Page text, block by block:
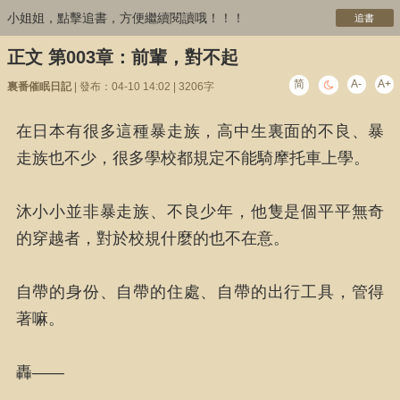
小姐姐，點擊追書，方便繼續閱讀哦！！！ 追書
正文 第003章：前輩，對不起
裏番催眠日記| 發布：04-10 14:02 | 3206字 简 A- A+
在日本有很多這種暴走族，高中生裏面的不良、暴
走族也不少，很多學校都規定不能騎摩托車上學。
沐小小並非暴走族、不良少年，他隻是個平平無奇
的穿越者，對於校規什麼的也不在意。
自帶的身份、自帶的住處、自帶的出行工具，管得
著嘛。
轟——